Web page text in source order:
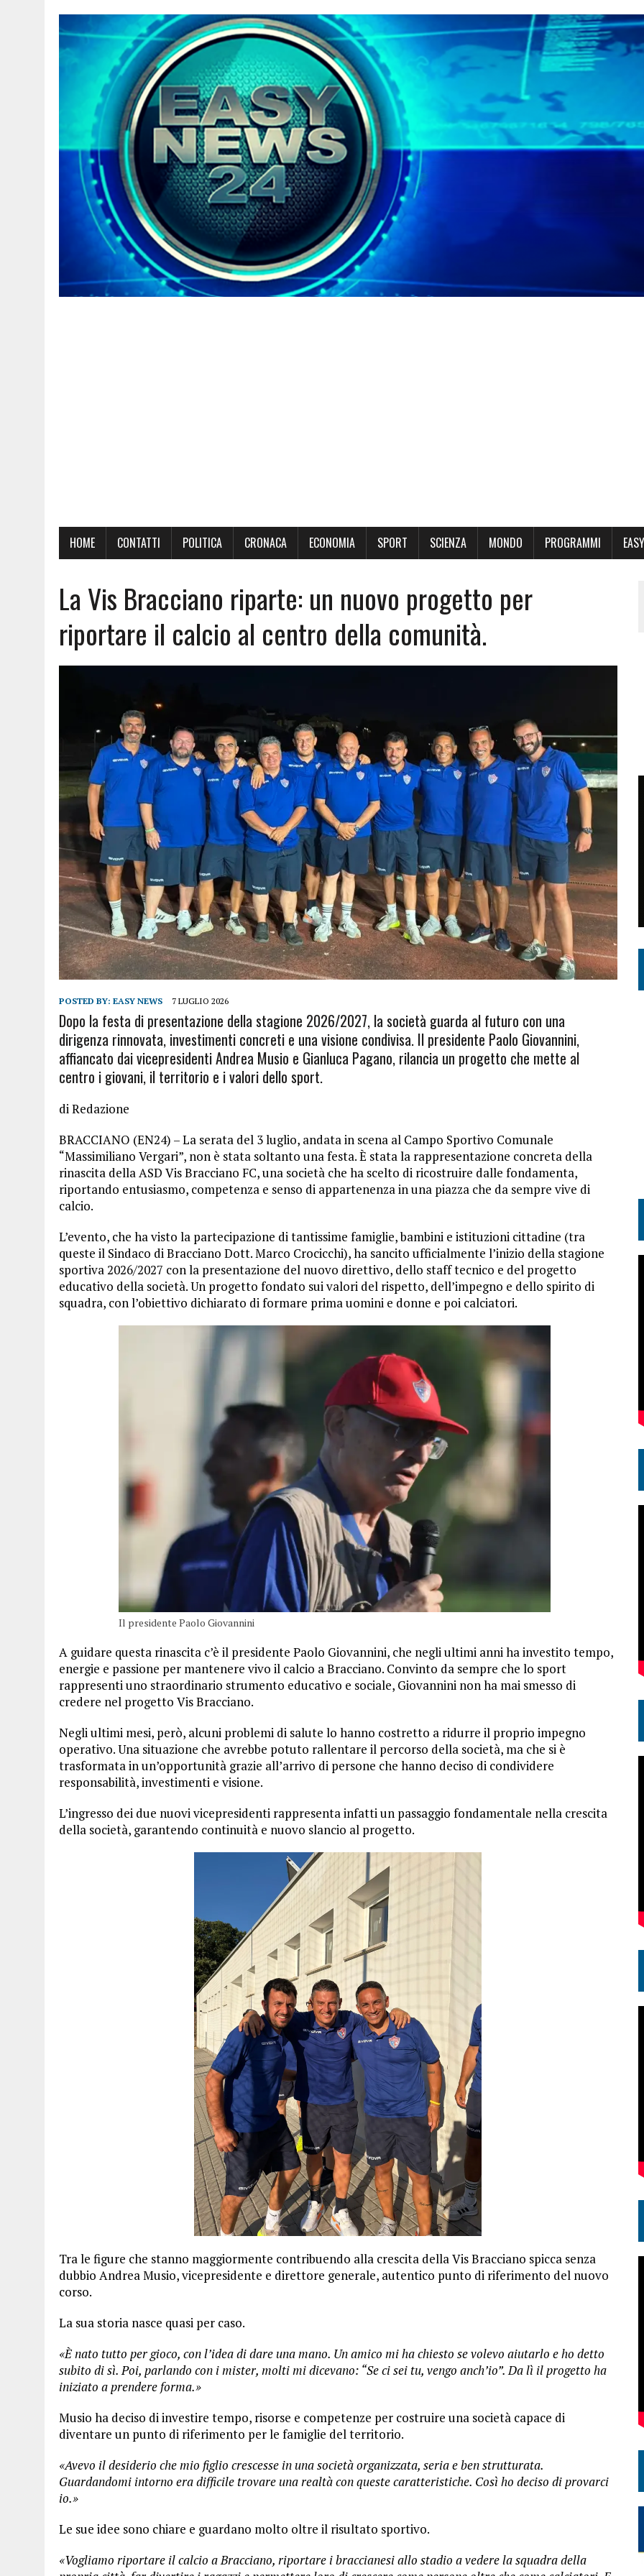
HOME CONTATTI POLITICA CRONACA ECONOMIA SPORT SCIENZA MONDO PROGRAMMI
La Vis Bracciano riparte: un nuovo progetto per
riportare il calcio al centro della comunità.
POSTED BY: EASY NEWS 7 LUGLIO 2026
Dopo la festa di presentazione della stagione 2026/2027, la società guarda al futuro con una
dirigenza rinnovata, investimenti concreti e una visione condivisa. Il presidente Paolo Giovannini,
affiancato dai vicepresidenti Andrea Musio e Gianluca Pagano, rilancia un progetto che mette al
centro i giovani, il territorio e i valori dello sport.
di Redazione
BRACCIANO (EN24) – La serata del 3 luglio, andata in scena al Campo Sportivo Comunale
“Massimiliano Vergari”, non è stata soltanto una festa. È stata la rappresentazione concreta della
rinascita della ASD Vis Bracciano FC, una società che ha scelto di ricostruire dalle fondamenta,
riportando entusiasmo, competenza e senso di appartenenza in una piazza che da sempre vive di
calcio.
L’evento, che ha visto la partecipazione di tantissime famiglie, bambini e istituzioni cittadine (tra
queste il Sindaco di Bracciano Dott. Marco Crocicchi), ha sancito ufficialmente l’inizio della stagione
sportiva 2026/2027 con la presentazione del nuovo direttivo, dello staff tecnico e del progetto
educativo della società. Un progetto fondato sui valori del rispetto, dell’impegno e dello spirito di
squadra, con l’obiettivo dichiarato di formare prima uomini e donne e poi calciatori.
Il presidente Paolo Giovannini
A guidare questa rinascita c’è il presidente Paolo Giovannini, che negli ultimi anni ha investito tempo,
energie e passione per mantenere vivo il calcio a Bracciano. Convinto da sempre che lo sport
rappresenti uno straordinario strumento educativo e sociale, Giovannini non ha mai smesso di
credere nel progetto Vis Bracciano.
Negli ultimi mesi, però, alcuni problemi di salute lo hanno costretto a ridurre il proprio impegno
operativo. Una situazione che avrebbe potuto rallentare il percorso della società, ma che si è
trasformata in un’opportunità grazie all’arrivo di persone che hanno deciso di condividere
responsabilità, investimenti e visione.
L’ingresso dei due nuovi vicepresidenti rappresenta infatti un passaggio fondamentale nella crescita
della società, garantendo continuità e nuovo slancio al progetto.
Tra le figure che stanno maggiormente contribuendo alla crescita della Vis Bracciano spicca senza
dubbio Andrea Musio, vicepresidente e direttore generale, autentico punto di riferimento del nuovo
corso.
La sua storia nasce quasi per caso.
«È nato tutto per gioco, con l’idea di dare una mano. Un amico mi ha chiesto se volevo aiutarlo e ho detto
subito di sì. Poi, parlando con i mister, molti mi dicevano: “Se ci sei tu, vengo anch’io”. Da lì il progetto ha
iniziato a prendere forma.»
Musio ha deciso di investire tempo, risorse e competenze per costruire una società capace di
diventare un punto di riferimento per le famiglie del territorio.
«Avevo il desiderio che mio figlio crescesse in una società organizzata, seria e ben strutturata.
Guardandomi intorno era difficile trovare una realtà con queste caratteristiche. Così ho deciso di provarci
io.»
Le sue idee sono chiare e guardano molto oltre il risultato sportivo.
«Vogliamo riportare il calcio a Bracciano, riportare i braccianesi allo stadio a vedere la squadra della